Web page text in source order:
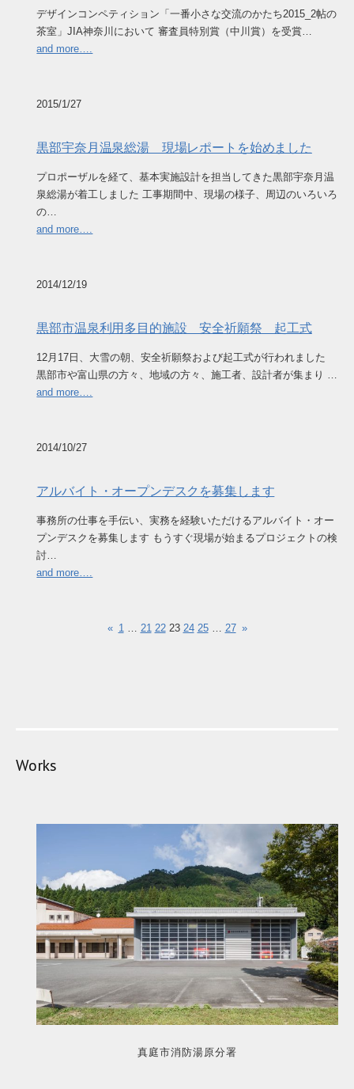
デザインコンペティション「一番小さな交流のかたち2015_2帖の
茶室」JIA神奈川において 審査員特別賞（中川賞）を受賞…
and more….
2015/1/27
黒部宇奈月温泉総湯 現場レポートを始めました
プロポーザルを経て、基本実施設計を担当してきた黒部宇奈月温
泉総湯が着工しました 工事期間中、現場の様子、周辺のいろいろ
の…
and more….
2014/12/19
黒部市温泉利用多目的施設 安全祈願祭 起工式
12月17日、大雪の朝、安全祈願祭および起工式が行われました
黒部市や富山県の方々、地域の方々、施工者、設計者が集まり …
and more….
2014/10/27
アルバイト・オープンデスクを募集します
事務所の仕事を手伝い、実務を経験いただけるアルバイト・オー
プンデスクを募集します もうすぐ現場が始まるプロジェクトの検
討…
and more….
« 1 … 21 22 23 24 25 … 27 »
Works
真庭市消防湯原分署